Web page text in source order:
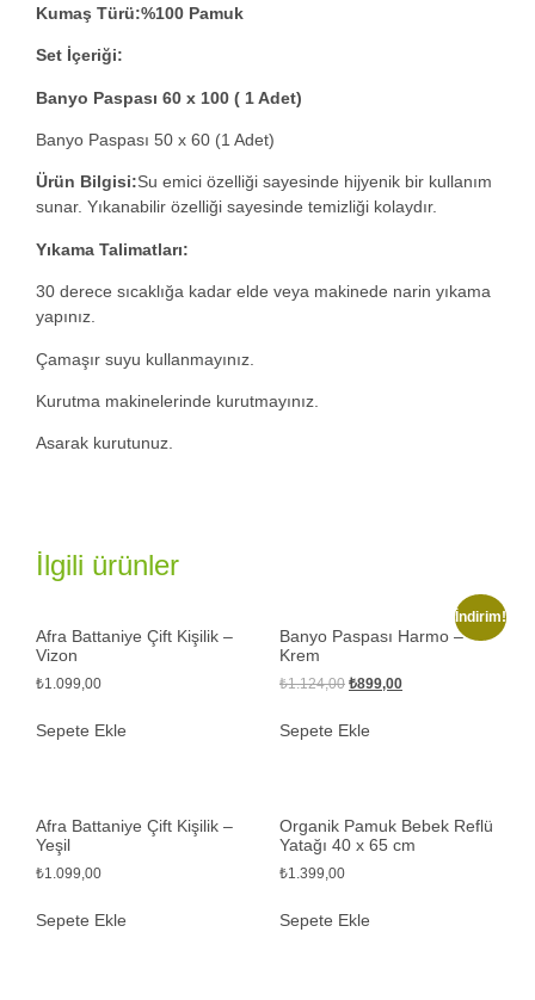
Kumaş Türü:%100 Pamuk
Set İçeriği:
Banyo Paspası 60 x 100 ( 1 Adet)
Banyo Paspası 50 x 60 (1 Adet)
Ürün Bilgisi:Su emici özelliği sayesinde hijyenik bir kullanım
sunar. Yıkanabilir özelliği sayesinde temizliği kolaydır.
Yıkama Talimatları:
30 derece sıcaklığa kadar elde veya makinede narin yıkama
yapınız.
Çamaşır suyu kullanmayınız.
Kurutma makinelerinde kurutmayınız.
Asarak kurutunuz.
İlgili ürünler
Afra Battaniye Çift Kişilik –
Vizon
₺1.099,00
Sepete Ekle
İndirim!
Banyo Paspası Harmo –
Krem
₺1.124,00 ₺899,00
Sepete Ekle
Afra Battaniye Çift Kişilik –
Yeşil
₺1.099,00
Sepete Ekle
Organik Pamuk Bebek Reflü
Yatağı 40 x 65 cm
₺1.399,00
Sepete Ekle